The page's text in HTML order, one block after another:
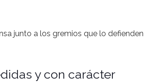
junto a los gremios que lo defienden
y con carácter